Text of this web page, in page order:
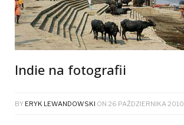
Indie na fotografii
BY ERYK LEWANDOWSKI ON 26 PAŹDZIERNIKA 2010